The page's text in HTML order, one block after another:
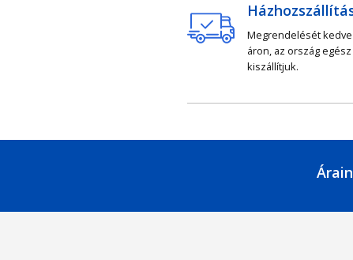
Megrendelését
áron, az ország
kiszállítjuk.